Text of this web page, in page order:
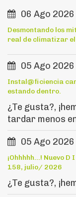
06 Ago 2026
Desmontando los
real de climatizar
05 Ago 2026
Instal@ficiencia
estando dentro.
¿Te gusta?,
tardar menos
05 Ago 2026
¡Ohhhhh...! Nuevo
158, julio/ 2026
¿Te gusta?,